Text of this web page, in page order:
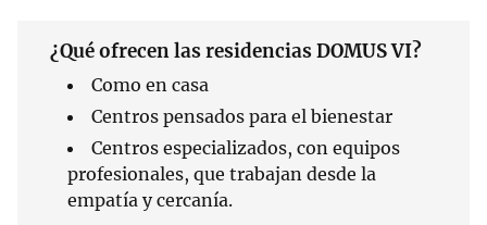
¿Qué ofrecen las residencias DOMUS VI?
Como en casa
Centros pensados para el bienestar
Centros especializados, con equipos
profesionales, que trabajan desde la
empatía y cercanía.